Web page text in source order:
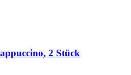
2 Stück